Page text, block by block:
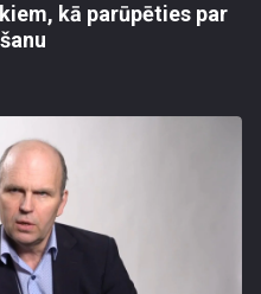
kā parūpēties par